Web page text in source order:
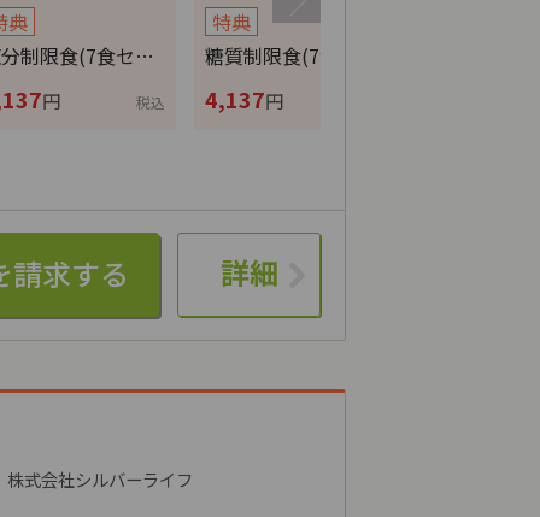
典
制限食(7食セ…
円 税込
特典
糖質制限食(7食セ…
4,137円
詳細
株式会社シルバーライフ